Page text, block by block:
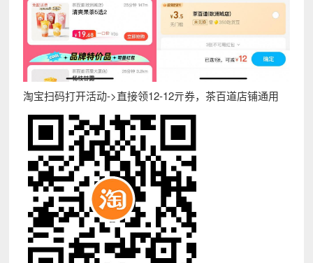
淘宝扫码打开活动->直接领12-12亓券，茶百道店铺通用